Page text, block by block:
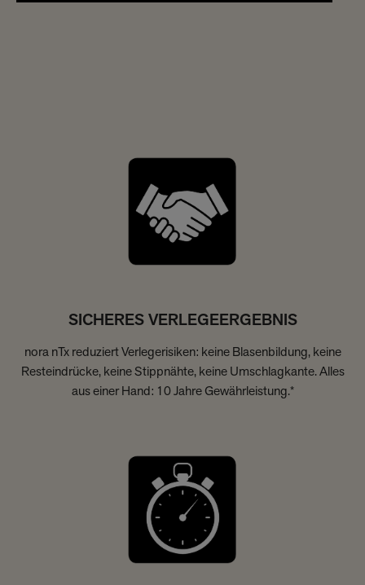
SICHERES VERLEGEERGEBNIS
nora nTx reduziert Verlegerisiken: keine Blasenbildung, keine
Resteindrücke, keine Stippnähte, keine Umschlagkante. Alles
aus einer Hand: 10 Jahre Gewährleistung.*